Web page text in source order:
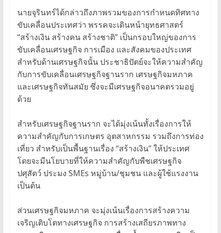
นายจุรินทร์ได้กล่าวถึงภาพรวมของการกำหนดทิศทาง
ขับเคลื่อนประเทศว่า พรรคจะเดินหน้ายุทธศาสตร์
“สร้างเงิน สร้างคน สร้างชาติ” เป็นกรอบใหญ่ของการ
ขับเคลื่อนเศรษฐกิจ การเมือง และสังคมของประเทศ
สำหรับด้านเศรษฐกิจนั้น ประชาธิปัตย์จะให้ความสำคัญ
กับการขับเคลื่อนเศรษฐกิจฐานราก เศรษฐกิจมหภาค
และเศรษฐกิจทันสมัย ซึ่งจะมีเศรษฐกิจอนาคตรวมอยู่
ด้วย
สำหรับเศรษฐกิจฐานราก จะได้มุ่งเน้นทั้งเรื่องการให้
ความสำคัญกับการเกษตร อุตสาหกรรม รวมถึงการท่อง
เที่ยว สำหรับเป็นพื้นฐานเรื่อง “สร้างเงิน” ให้ประเทศ
โดยจะมีนโยบายที่ให้ความสำคัญกับพืชเศรษฐกิจ
ปศุสัตว์ ประมง SMEs หมู่บ้าน/ชุมชน และผู้ใช้แรงงาน
เป็นต้น
ส่วนเศรษฐกิจมหภาค จะมุ่งเน้นเรื่องการสร้างความ
เจริญเติบโตทางเศรษฐกิจ การสร้างเสถียรภาพทาง